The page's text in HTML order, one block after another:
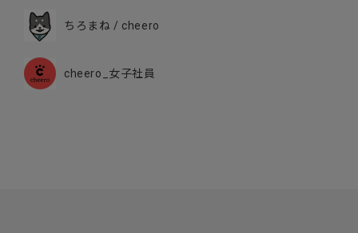
ちろまね / cheero
cheero_女子社員